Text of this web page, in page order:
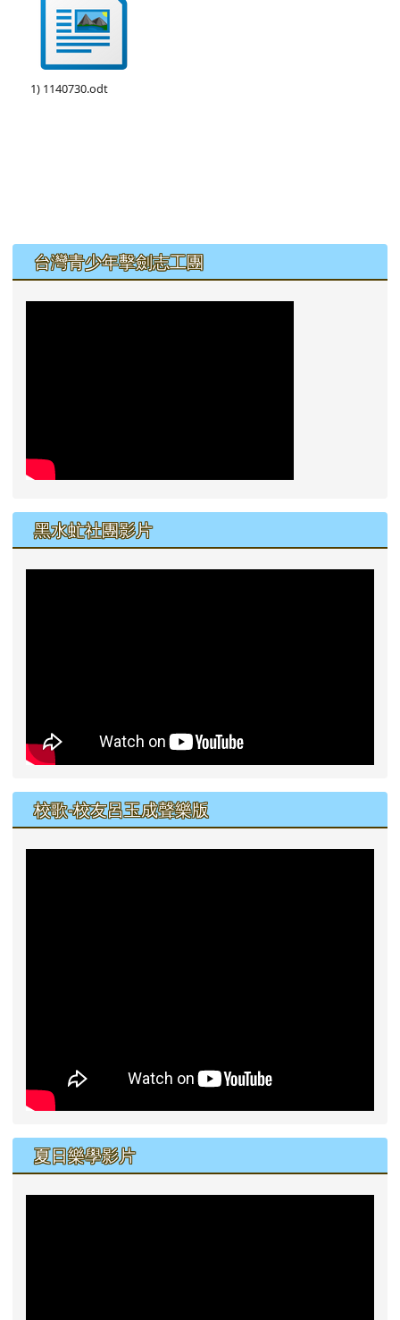
1) 1140730.odt
左邊區域內容
台灣青少年擊劍志工團
黑水虻社團影片
校歌-校友呂玉成聲樂版
夏日樂學影片